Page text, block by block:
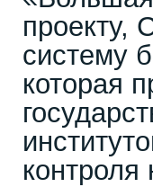
проекту,
систему
которая
контроля